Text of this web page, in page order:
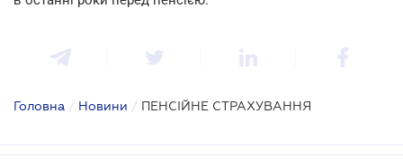
Головна / Новини / ПЕНСІЙНЕ СТРАХУВАННЯ